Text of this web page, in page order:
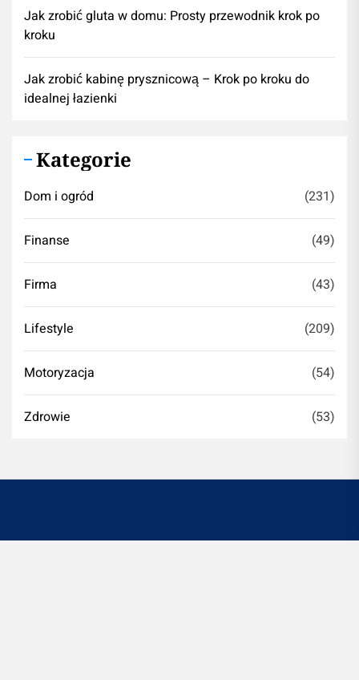
Jak zrobić gluta w domu: Prosty przewodnik krok po
kroku
Jak zrobić kabinę prysznicową – Krok po kroku do
idealnej łazienki
Kategorie
Dom i ogród (231)
Finanse (49)
Firma (43)
Lifestyle (209)
Motoryzacja (54)
Zdrowie (53)